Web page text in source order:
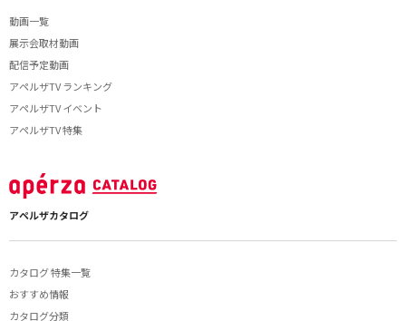
動画一覧
展示会取材動画
配信予定動画
アペルザTV ランキング
アペルザTV イベント
アペルザTV 特集
アペルザカタログ
カタログ 特集一覧
おすすめ情報
カタログ分類